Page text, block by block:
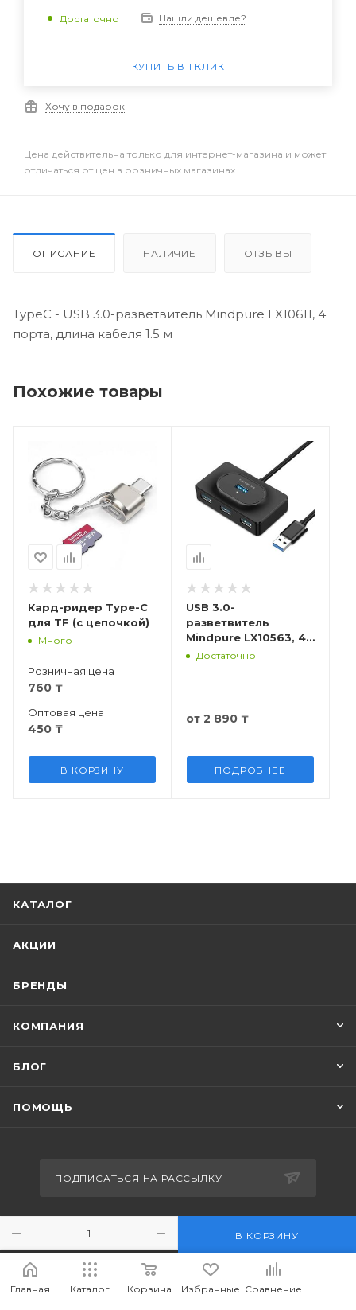
Достаточно Нашли дешевле?
В КОРЗИНУ
КУПИТЬ В 1 КЛИК
Хочу в подарок
Цена действительна только для интернет-магазина и может
отличаться от цен в розничных магазинах
ОПИСАНИЕ НАЛИЧИЕ ОТЗЫВЫ
TypeC - USB 3.0-разветвитель Mindpure LX10611, 4
порта, длина кабеля 1.5 м
Похожие товары
Кард-ридер Type-C
для TF (с цепочкой)
Много
Розничная цена
760 ₸
Оптовая цена
450 ₸
В КОРЗИНУ
USB 3.0-
разветвитель
Mindpure LX10563, 4
порта, 1м
Достаточно
от 2 890 ₸
ПОДРОБНЕЕ
КАТАЛОГ
АКЦИИ
БРЕНДЫ
КОМПАНИЯ
БЛОГ
ПОМОЩЬ
ПОДПИСАТЬСЯ НА РАССЫЛКУ
+7-708-036-8442
m_forwork@mail.ru
Главная Каталог Корзина Избранные Сравнение